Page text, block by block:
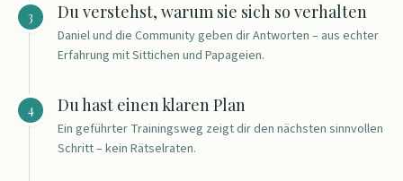
3 Du verstehst, warum sie sich so verhalten
Daniel und die Community geben dir Antworten – aus echter
Erfahrung mit Sittichen und Papageien.
4 Du hast einen klaren Plan
Ein geführter Trainingsweg zeigt dir den nächsten sinnvollen
Schritt – kein Rätselraten.